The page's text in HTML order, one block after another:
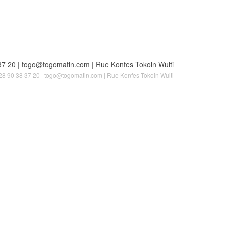
90 38 37 20 | togo@togomatin.com | Rue Konfes Tokoin Wuiti